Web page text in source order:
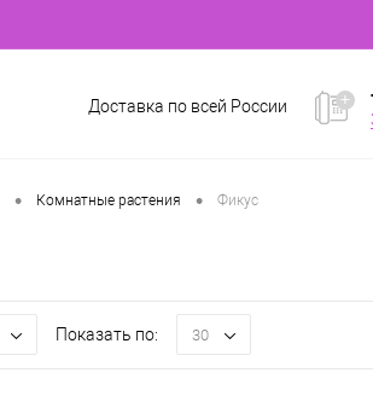
Доставка по всей России
• Комнатные растения • Фикус
Показать по: 30